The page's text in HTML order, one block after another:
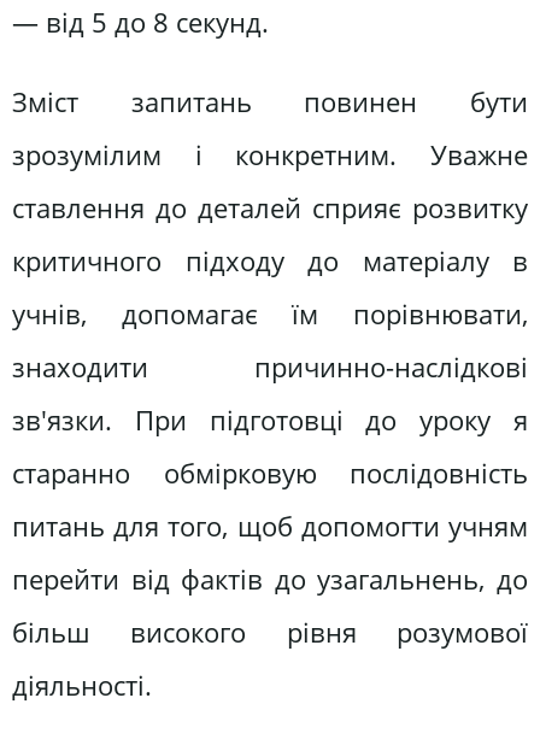
— від 5 до 8 секунд.
Зміст запитань повинен бути
зрозумілим і конкретним. Уважне
ставлення до деталей сприяє розвитку
критичного підходу до матеріалу в
учнів, допомагає їм порівнювати,
знаходити причинно-наслідкові
зв'язки. При підготовці до уроку я
старанно обмірковую послідовність
питань для того, щоб допомогти учням
перейти від фактів до узагальнень, до
більш високого рівня розумової
діяльності.